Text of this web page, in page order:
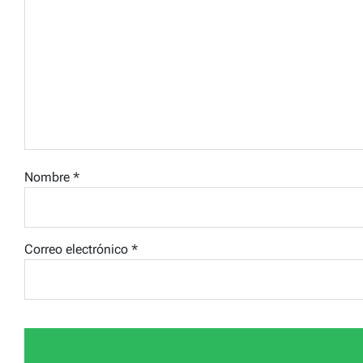
Nombre *
Correo electrónico *